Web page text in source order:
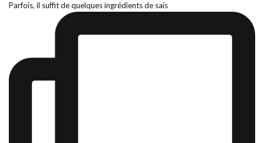
Parfois, il suffit de quelques ingrédients de sais